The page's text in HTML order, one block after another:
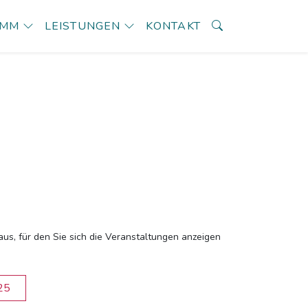
LEISTUNGEN KONTAKT
für den Sie sich die Veranstaltungen anzeigen